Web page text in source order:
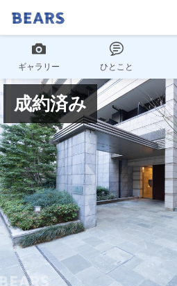
ギャラリー ひとこと
成約済み